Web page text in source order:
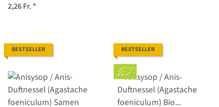
2,26 Fr.*
BESTSELLER BESTSELLER